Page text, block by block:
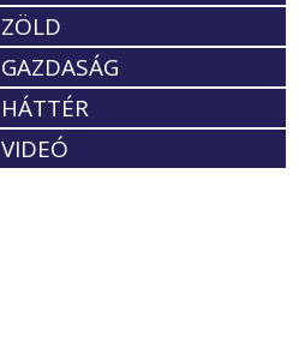
ZÖLD
GAZDASÁG
HÁTTÉR
VIDEÓ